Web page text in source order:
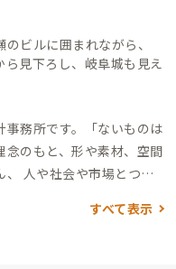
のビルに囲まれながら、
見下ろし、岐阜城も見え
務所です。
「ないものは
のもと、形や素材、空間
人や社会や市場とつな
ることを通じて、未来を
すべて表示